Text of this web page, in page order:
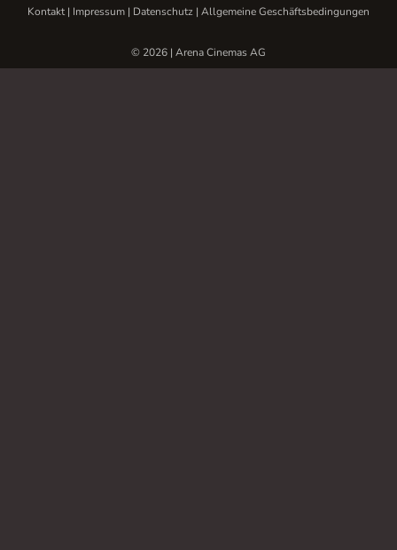
Kontakt| Impressum | Datenschutz | Allgemeine Geschäftsbedingungen
© 2026 | Arena Cinemas AG